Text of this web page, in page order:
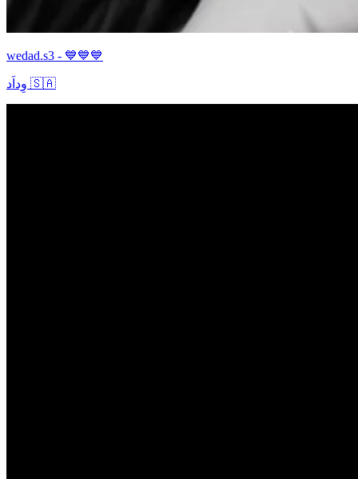
wedad.s3 - 💙💙💙
وِداَد 🇸🇦